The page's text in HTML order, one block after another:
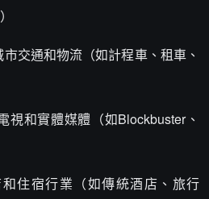
市交通和物流（如計程車、租車、
視和實體媒體（如Blockbuster、
和住宿行業（如傳統酒店、旅行